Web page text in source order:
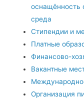
оснащённость
среда
Стипендии и
Платные
Финансово-
Вакантные
Организация